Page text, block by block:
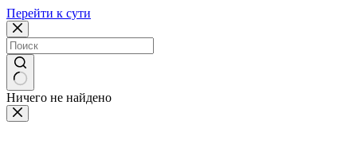
Перейти к сути
Ничего не найдено